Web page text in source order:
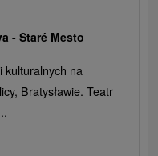
- Staré Mesto
kulturalnych na
Bratysławie. Teatr